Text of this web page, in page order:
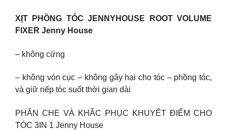
XỊT PHỒNG TÓC JENNYHOUSE ROOT VOLUME
FIXER Jenny House
– không cứng
– không vón cục – không gây hại cho tóc – phồng tóc,
và giữ nếp tóc suốt thời gian dài
PHẤN CHE VÀ KHẮC PHỤC KHUYẾT ĐIỂM CHO
TÓC 3IN 1 Jenny House